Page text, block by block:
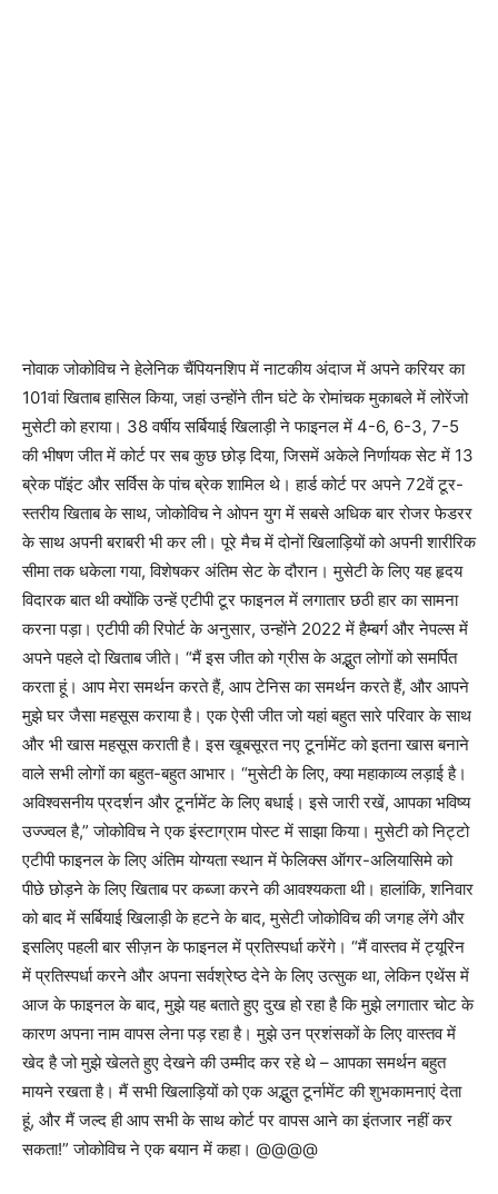
नोवाक जोकोविच ने हेलेनिक चैंपियनशिप में नाटकीय अंदाज में अपने करियर का
101वां खिताब हासिल किया, जहां उन्होंने तीन घंटे के रोमांचक मुकाबले में लोरेंजो
मुसेटी को हराया। 38 वर्षीय सर्बियाई खिलाड़ी ने फाइनल में 4-6, 6-3, 7-5
की भीषण जीत में कोर्ट पर सब कुछ छोड़ दिया, जिसमें अकेले निर्णायक सेट में 13
ब्रेक पॉइंट और सर्विस के पांच ब्रेक शामिल थे। हार्ड कोर्ट पर अपने 72वें टूर-
स्तरीय खिताब के साथ, जोकोविच ने ओपन युग में सबसे अधिक बार रोजर फेडरर
के साथ अपनी बराबरी भी कर ली। पूरे मैच में दोनों खिलाड़ियों को अपनी शारीरिक
सीमा तक धकेला गया, विशेषकर अंतिम सेट के दौरान। मुसेटी के लिए यह हृदय
विदारक बात थी क्योंकि उन्हें एटीपी टूर फाइनल में लगातार छठी हार का सामना
करना पड़ा। एटीपी की रिपोर्ट के अनुसार, उन्होंने 2022 में हैम्बर्ग और नेपल्स में
अपने पहले दो खिताब जीते। “मैं इस जीत को ग्रीस के अद्भुत लोगों को समर्पित
करता हूं। आप मेरा समर्थन करते हैं, आप टेनिस का समर्थन करते हैं, और आपने
मुझे घर जैसा महसूस कराया है। एक ऐसी जीत जो यहां बहुत सारे परिवार के साथ
और भी खास महसूस कराती है। इस खूबसूरत नए टूर्नामेंट को इतना खास बनाने
वाले सभी लोगों का बहुत-बहुत आभार। “मुसेटी के लिए, क्या महाकाव्य लड़ाई है।
अविश्वसनीय प्रदर्शन और टूर्नामेंट के लिए बधाई। इसे जारी रखें, आपका भविष्य
उज्ज्वल है,” जोकोविच ने एक इंस्टाग्राम पोस्ट में साझा किया। मुसेटी को निट्टो
एटीपी फाइनल के लिए अंतिम योग्यता स्थान में फेलिक्स ऑगर-अलियासिमे को
पीछे छोड़ने के लिए खिताब पर कब्जा करने की आवश्यकता थी। हालांकि, शनिवार
को बाद में सर्बियाई खिलाड़ी के हटने के बाद, मुसेटी जोकोविच की जगह लेंगे और
इसलिए पहली बार सीज़न के फाइनल में प्रतिस्पर्धा करेंगे। “मैं वास्तव में ट्यूरिन
में प्रतिस्पर्धा करने और अपना सर्वश्रेष्ठ देने के लिए उत्सुक था, लेकिन एथेंस में
आज के फाइनल के बाद, मुझे यह बताते हुए दुख हो रहा है कि मुझे लगातार चोट के
कारण अपना नाम वापस लेना पड़ रहा है। मुझे उन प्रशंसकों के लिए वास्तव में
खेद है जो मुझे खेलते हुए देखने की उम्मीद कर रहे थे – आपका समर्थन बहुत
मायने रखता है। मैं सभी खिलाड़ियों को एक अद्भुत टूर्नामेंट की शुभकामनाएं देता
हूं, और मैं जल्द ही आप सभी के साथ कोर्ट पर वापस आने का इंतजार नहीं कर
सकता!” जोकोविच ने एक बयान में कहा। @@@@